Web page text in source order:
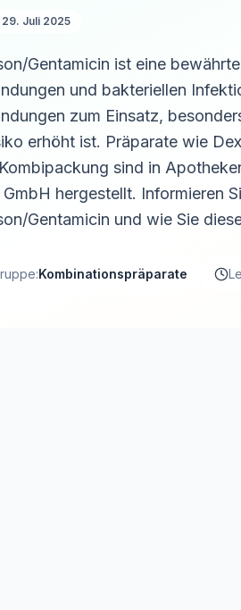
Juli 2025
Gentamicin ist eine
und bakteriellen
zum Einsatz,
erhöht ist. Präparate wie
sind in
hergestellt. Informieren
Gentamicin und wie Sie
Kombinationspräparate